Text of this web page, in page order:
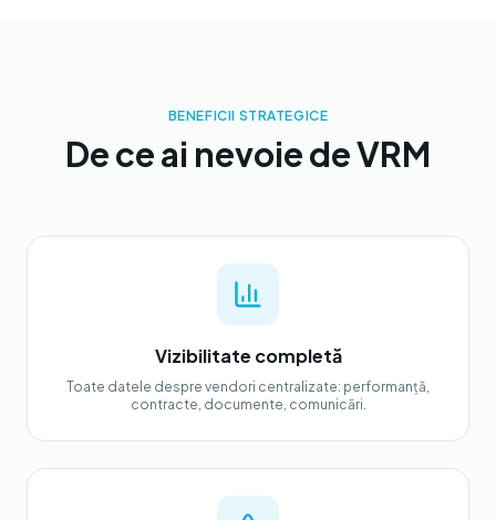
BENEFICII STRATEGICE
De ce ai nevoie de VRM
Vizibilitate completă
Toate datele despre vendori centralizate: performanță,
contracte, documente, comunicări.